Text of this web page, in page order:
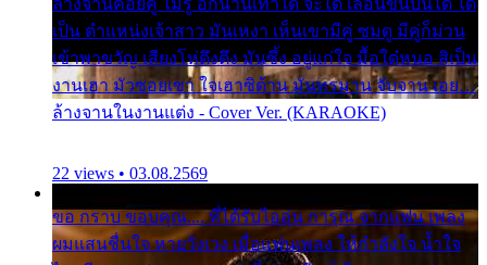
เป็น ตำแหน่งเจ้าสาว มันเหงา เห็นเขามีคู่ ซมดู มีคู่ก็ม่วน
เข้าพาขวัญ เสียงโห่ตึงตึง มันซึ้ง อยู่แก่ใจ มื้อใด๋หนอ สิเป็น
งานเฮา มัวซอยเขา ใจเฮาซิด้าน มันทรมาน จับจาน เอย…
ล้างจานในงานแต่ง - Cover Ver. (KARAOKE)
22 views • 03.08.2569
ขอ กราบ ขอบคุณ.... ที่ได้รับไออุ่น การุณ จากแฟน เพลง
ผมแสนชื่นใจ หายวังเวง เมื่อแฟนเพลง ให้กำลังใจ น้ำใจ